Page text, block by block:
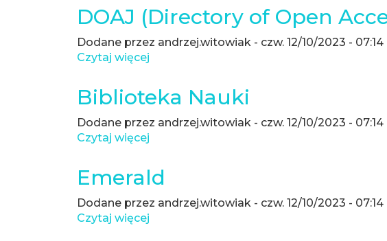
–
MasterFILE
Premier
DOAJ (Directory of Open
Dodane przez andrzej.witowiak- czw. 12/10/2023 - 07:14
Czytaj więcej
(Directory
of
Open
Biblioteka Nauki
Dodane przez andrzej.witowiak- czw. 12/10/2023 - 07:14
Czytaj więcej
Nauki
Emerald
Dodane przez andrzej.witowiak- czw. 12/10/2023 - 07:14
Czytaj więcej